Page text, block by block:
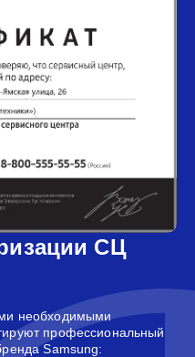
СЦ
необходимыми
профессиональный
Samsung: